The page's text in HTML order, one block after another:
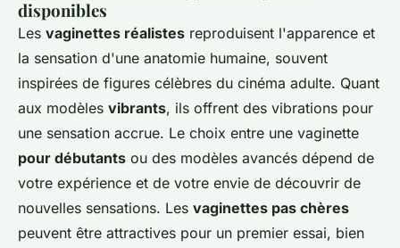
disponibles
Les vaginettes réalistes reproduisent l'apparence et
la sensation d'une anatomie humaine, souvent
inspirées de figures célèbres du cinéma adulte. Quant
aux modèles vibrants, ils offrent des vibrations pour
une sensation accrue. Le choix entre une vaginette
pour débutants ou des modèles avancés dépend de
votre expérience et de votre envie de découvrir de
nouvelles sensations. Les vaginettes pas chères
peuvent être attractives pour un premier essai, bien